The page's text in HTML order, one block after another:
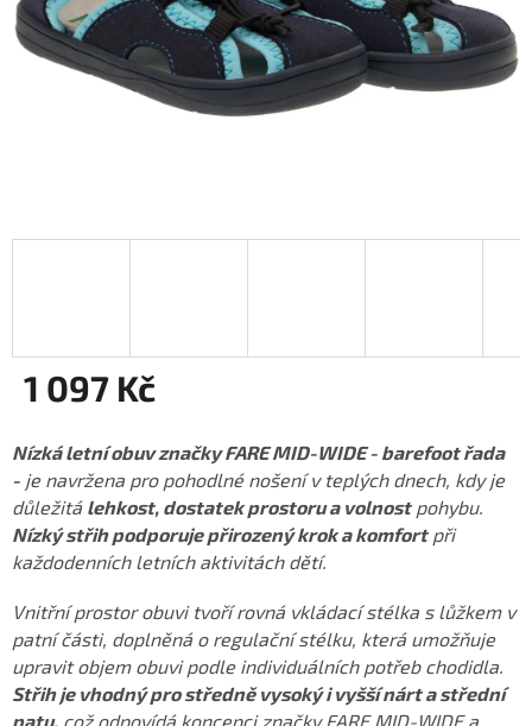
1 097 Kč
cena:
Nízká letní obuv značky FARE MID-WIDE - barefoot řada
- je navržena pro pohodlné nošení v teplých dnech, kdy je
důležitá lehkost, dostatek prostoru a volnostpohybu.
Nízký střih podporuje přirozený krok a komfortpři
každodenních letních aktivitách dětí.
Vnitřní prostor obuvi tvoří rovná vkládací stélka s lůžkem v
patní části, doplněná o regulační stélku, která umožňuje
upravit objem obuvi podle individuálních potřeb chodidla.
Střih je vhodný pro středně vysoký i vyšší nárt a střední
patu, což odpovídá koncepci značky FARE MID-WIDE a